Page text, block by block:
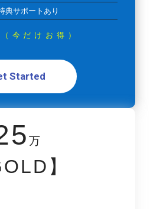
典サポートあり
今だけお得）
Started
万
】